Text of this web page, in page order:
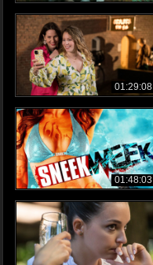
01:29:08
01:48:03